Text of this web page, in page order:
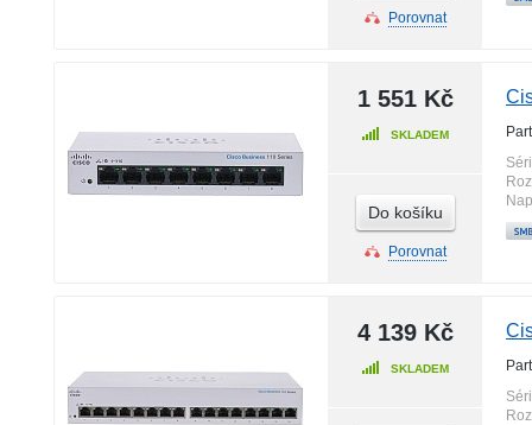
Porovnat
1 551 Kč
SKLADEM
Do košíku
Porovnat
4 139 Kč
SKLADEM